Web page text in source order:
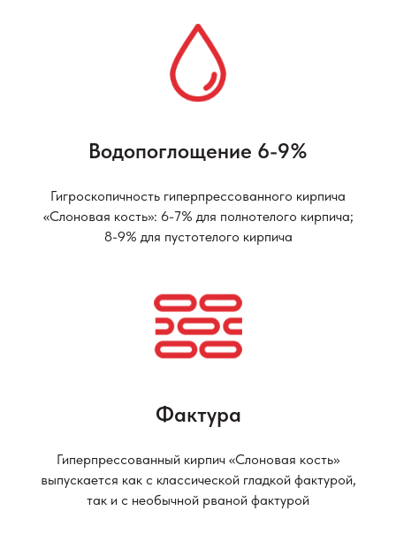
Водопоглощение 6-9%
Гигроскопичность гиперпрессованного кирпича
«Слоновая кость»: 6-7% для полнотелого кирпича;
8-9% для пустотелого кирпича
Фактура
Гиперпрессованный кирпич «Слоновая кость»
выпускается как с классической гладкой фактурой,
так и с необычной рваной фактурой